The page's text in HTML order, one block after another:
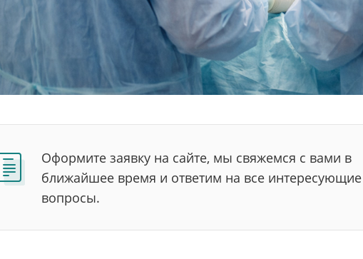
Оформите заявку на сайте, мы свяжемся с вами в
ближайшее время и ответим на все интересующие
вопросы.